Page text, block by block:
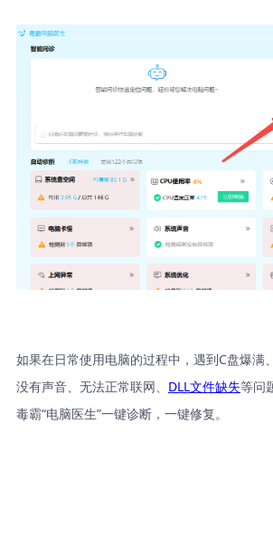
如果在日常使用电脑的过程中，遇到C盘爆满
没有声音、无法正常联网、 DLL文件缺失等问
毒霸“电脑医生”一键诊断，一键修复。